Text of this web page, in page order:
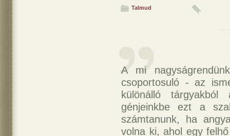
Talmud
A mi
csoportosuló - az
különálló
génjeinkbe ezt a
számtanunk, ha
volna ki, ahol egy